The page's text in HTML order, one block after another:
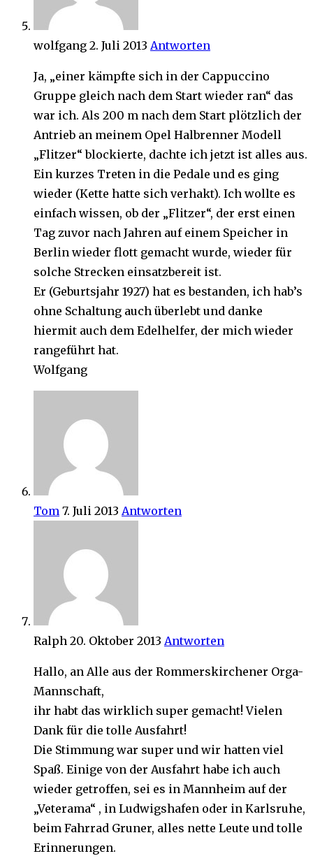
wolfgang 2. Juli 2013 Antworten
Ja, „einer kämpfte sich in der Cappuccino
Gruppe gleich nach dem Start wieder ran“ das
war ich. Als 200 m nach dem Start plötzlich der
Antrieb an meinem Opel Halbrenner Modell
„Flitzer“ blockierte, dachte ich jetzt ist alles aus.
Ein kurzes Treten in die Pedale und es ging
wieder (Kette hatte sich verhakt). Ich wollte es
einfach wissen, ob der „Flitzer“, der erst einen
Tag zuvor nach Jahren auf einem Speicher in
Berlin wieder flott gemacht wurde, wieder für
solche Strecken einsatzbereit ist.
Er (Geburtsjahr 1927) hat es bestanden, ich hab’s
ohne Schaltung auch überlebt und danke
hiermit auch dem Edelhelfer, der mich wieder
rangeführt hat.
Wolfgang
Tom 7. Juli 2013 Antworten
Ralph 20. Oktober 2013 Antworten
Hallo, an Alle aus der Rommerskirchener Orga-
Mannschaft,
ihr habt das wirklich super gemacht! Vielen
Dank für die tolle Ausfahrt!
Die Stimmung war super und wir hatten viel
Spaß. Einige von der Ausfahrt habe ich auch
wieder getroffen, sei es in Mannheim auf der
„Veterama“ , in Ludwigshafen oder in Karlsruhe,
beim Fahrrad Gruner, alles nette Leute und tolle
Erinnerungen.